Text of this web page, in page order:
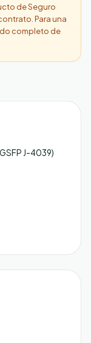
de Seguro
Para una
completo de
J-4039)